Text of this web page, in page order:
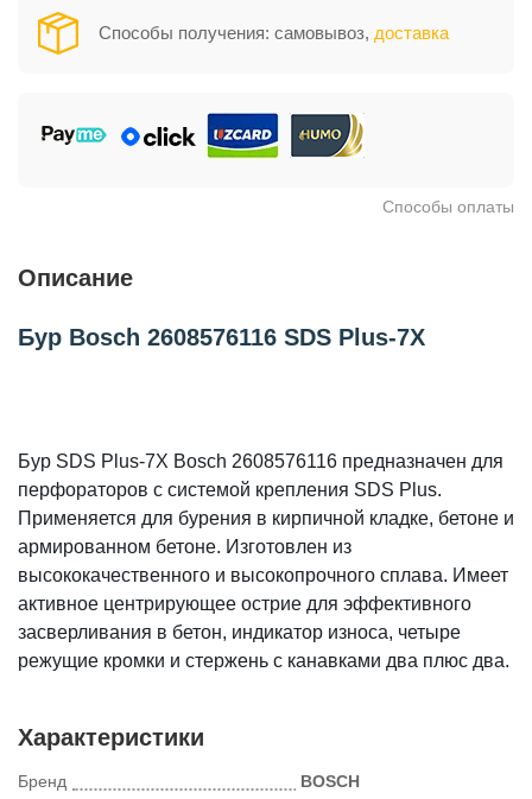
Способы получения: самовывоз, доставка
Способы оплаты
Описание
Бур Bosch 2608576116 SDS Plus-7X
Бур SDS Plus-7X Bosch 2608576116 предназначен для
перфораторов с системой крепления SDS Plus.
Применяется для бурения в кирпичной кладке, бетоне и
армированном бетоне. Изготовлен из
высококачественного и высокопрочного сплава. Имеет
активное центрирующее острие для эффективного
засверливания в бетон, индикатор износа, четыре
режущие кромки и стержень с канавками два плюс два.
Характеристики
Бренд BOSCH